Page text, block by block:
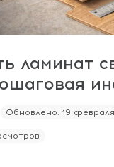
ламинат
Обновлено: 19